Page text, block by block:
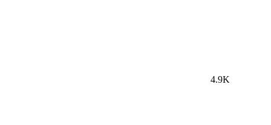
4.9K